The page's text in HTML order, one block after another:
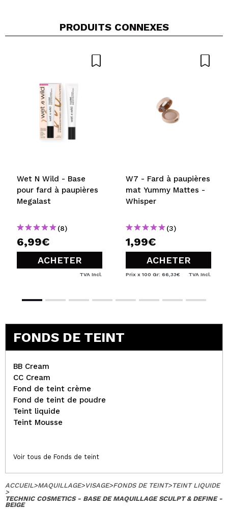
Partager une vidéo ou une photo
PRODUITS CONNEXES
Wet N Wild - Base
pour fard à paupières
Megalast
(8)
6,99€
ACHETER
TVA Incl.
W7 - Fard à paupières
mat Yummy Mattes -
Whisper
(3)
1,99€
ACHETER
Prix x 100 Gr: 66,33€ TVA Incl.
FONDS DE TEINT
BB Cream
CC Cream
Fond de teint crème
Fond de teint de poudre
Teint liquide
Teint Mousse
Voir tous de Fonds de teint
ACCUEIL>MAQUILLAGE>VISAGE>FONDS DE TEINT>TEINT LIQUIDE
>
TECHNIC COSMETICS - BASE DE MAQUILLAGE SCULPT & DEFINE -
BEIGE